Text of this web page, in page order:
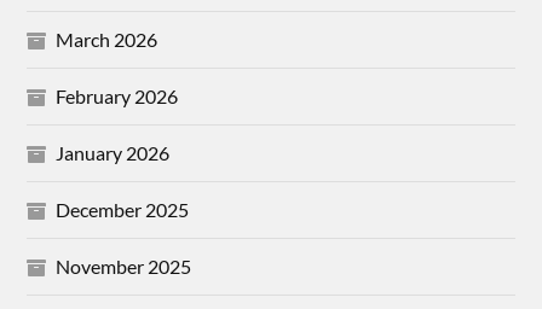
March 2026
February 2026
January 2026
December 2025
November 2025